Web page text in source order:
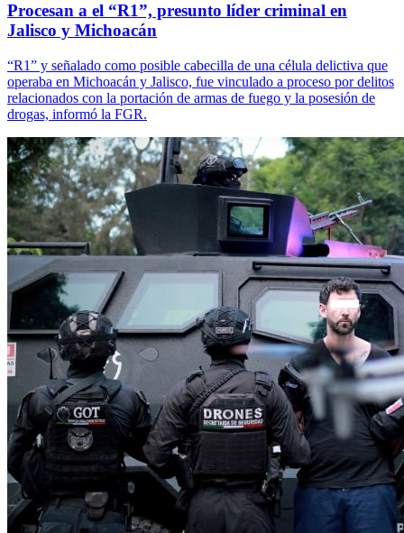
Procesan a el “R1”, presunto líder criminal en
Jalisco y Michoacán
“R1” y señalado como posible cabecilla de una célula delictiva que
operaba en Michoacán y Jalisco, fue vinculado a proceso por delitos
relacionados con la portación de armas de fuego y la posesión de
drogas, informó la FGR.